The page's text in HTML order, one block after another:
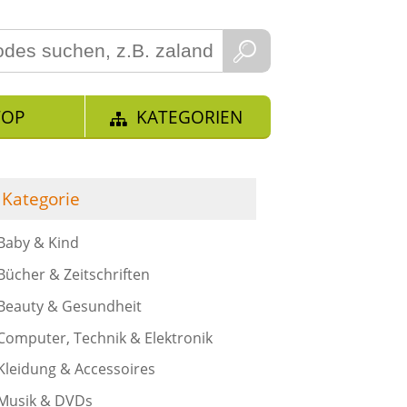
KATEGORIEN
Kategorie
& Kind
& Zeitschriften
& Gesundheit
Technik & Elektronik
& Accessoires
& DVDs